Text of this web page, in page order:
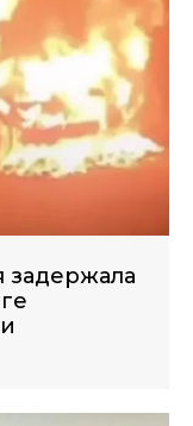
задержала